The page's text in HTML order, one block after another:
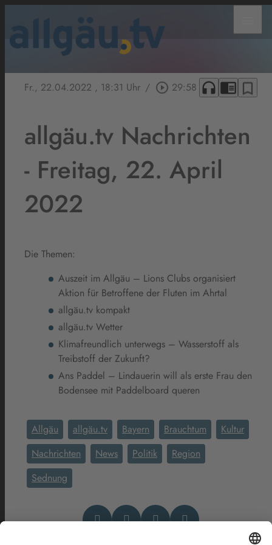
Fr., 22.04.2022 , 18:31 Uhr / play_circle_outline 29:58 headphones chrome_reader_mode bookmark_border
allgäu.tv Nachrichten
- Freitag, 22. April
2022
Die Themen:
Auszeit im Allgäu – Lions Clubs organisiert
Aktion für Betroffene der Fluten im Ahrtal
allgäu.tv kompakt
allgäu.tv Wetter
Klimafreundlich unterwegs – Wasserstoff als
Treibstoff der Zukunft?
Ans Paddel – Lindauerin will als erste Frau den
Bodensee mit Paddelboard queren
Allgäu allgäu.tv Bayern Brauchtum
Kultur
Nachrichten
News Politik
Region
Sednung